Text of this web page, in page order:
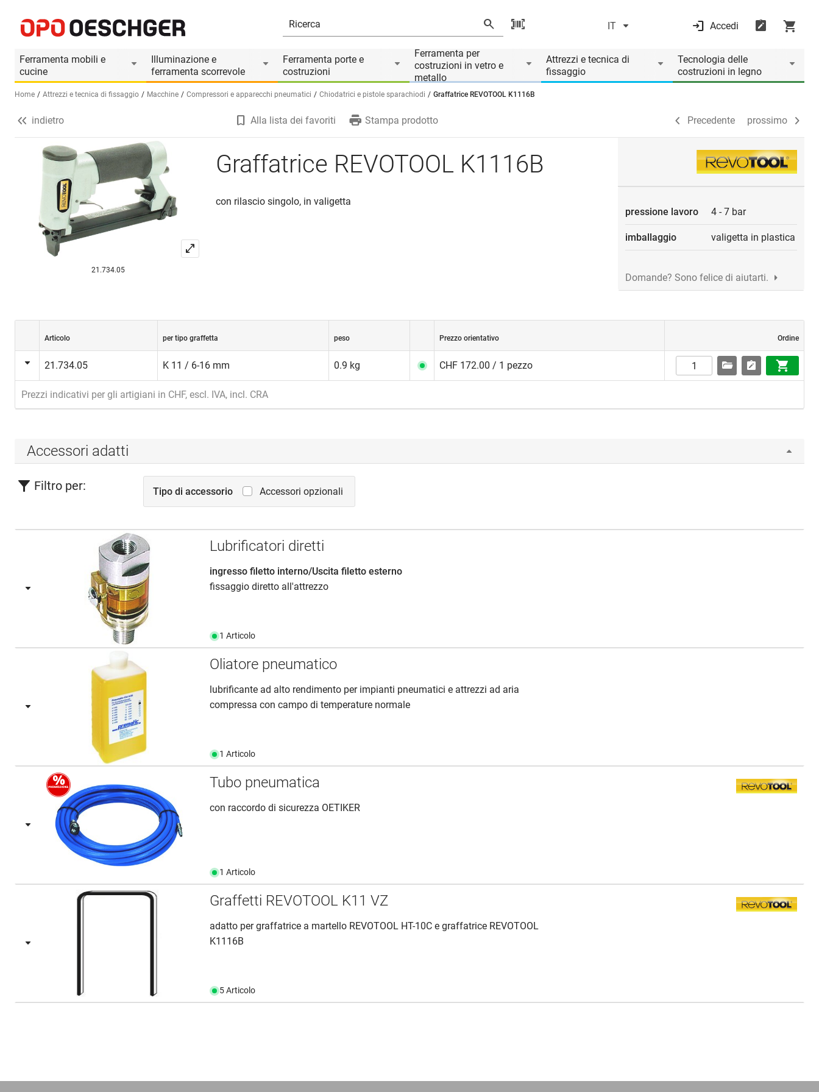
IT Accedi
Ferramenta mobili e
cucine
Illuminazione e
ferramenta scorrevole
Ferramenta porte e
costruzioni
Ferramenta per
costruzioni in vetro e
metallo
Attrezzi e tecnica di
fissaggio
Tecnologia delle
costruzioni in legno
Seleziona una lingua (IT)
Home Attrezzi e tecnica di fissaggio Macchine Compressori e apparecchi pneumatici Chiodatrici e pistole sparachiodi Graffatrice REVOTOOL K1116B
Informazioni prodotto
Accessori adatti Precedente prossimo
indietro Alla lista dei favoriti Stampa prodotto Precedente prossimo
21.734.05
Graffatrice REVOTOOL K1116B
con rilascio singolo, in valigetta
pressione lavoro
4 - 7 bar
imballaggio valigetta in plastica
Domande? Sono felice di aiutarti.
Articolo per tipo graffetta peso Prezzo orientativo Ordine
21.734.05 K 11 / 6-16 mm 0.9 kg CHF 172.00 / 1 pezzo
Prezzi indicativi per gli artigiani in CHF, escl. IVA, incl. CRA
Accessori adatti
Filtro per: Tipo di accessorio Accessori opzionali
Lubrificatori diretti
ingresso filetto interno/Uscita filetto esterno
fissaggio diretto all'attrezzo
1 Articolo
Oliatore pneumatico
lubrificante ad alto rendimento per impianti pneumatici e attrezzi ad aria
compressa con campo di temperature normale
1 Articolo
Tubo pneumatica
con raccordo di sicurezza OETIKER
1 Articolo
Graffetti REVOTOOL K11 VZ
adatto per graffatrice a martello REVOTOOL HT-10C e graffatrice REVOTOOL
K1116B
5 Articolo